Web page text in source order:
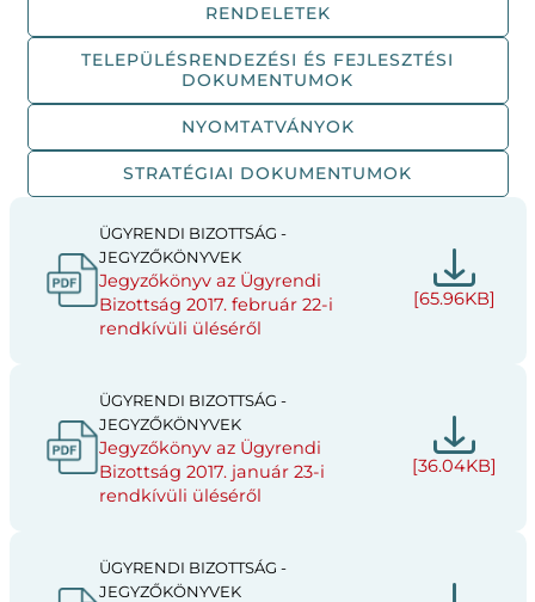
RENDELETEK
TELEPÜLÉSRENDEZÉSI ÉS FEJLESZTÉSI
DOKUMENTUMOK
NYOMTATVÁNYOK
STRATÉGIAI DOKUMENTUMOK
ÜGYRENDI BIZOTTSÁG -
JEGYZŐKÖNYVEK
Jegyzőkönyv az Ügyrendi
Bizottság 2017. február 22-i
rendkívüli üléséről
[65.96KB]
ÜGYRENDI BIZOTTSÁG -
JEGYZŐKÖNYVEK
Jegyzőkönyv az Ügyrendi
Bizottság 2017. január 23-i
rendkívüli üléséről
[36.04KB]
ÜGYRENDI BIZOTTSÁG -
JEGYZŐKÖNYVEK